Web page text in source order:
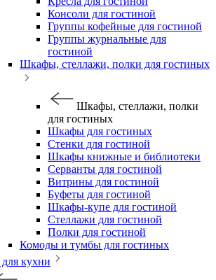
Консоли для гостиной
Группы кофейные для гостиной
Группы журнальные для
гостиной
Шкафы, стеллажи, полки для гостиных
Шкафы, стеллажи, полки
для гостиных
Шкафы для гостиных
Стенки для гостиной
Шкафы книжные и библиотеки
Серванты для гостиной
Витрины для гостиной
Буфеты для гостиной
Шкафы-купе для гостиной
Стеллажи для гостиной
Полки для гостиной
Комоды и тумбы для гостиных
кухни